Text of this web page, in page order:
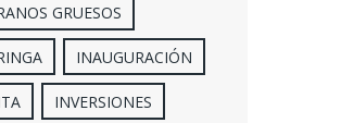
GRUESOS
INAUGURACIÓN
INVERSIONES